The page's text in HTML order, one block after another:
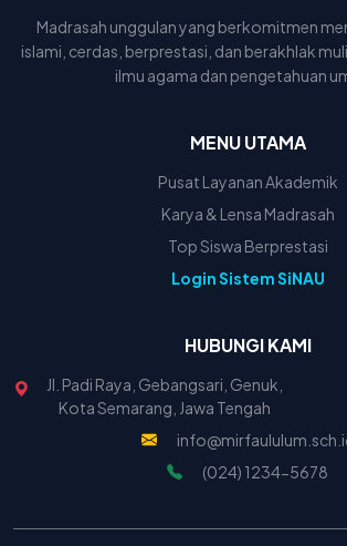
Madrasah unggulan yang berkomitmen
islami, cerdas, berprestasi, dan berakhlak
ilmu agama dan pengetahuan
MENU UTAMA
Pusat Layanan Akademik
Karya & Lensa Madrasah
Top Siswa Berprestasi
Login Sistem SiNAU
HUBUNGI KAMI
Jl. Padi Raya, Gebangsari, Genuk,
Kota Semarang, Jawa Tengah
(024) 1234-5678